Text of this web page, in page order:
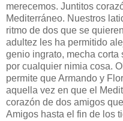
merecemos. Juntitos
Mediterráneo. Nuestros
ritmo de dos que se
adultez les ha permitido
genio ingrato, mecha
por cualquier nimia cosa.
permite que Armando y
aquella vez en que el
corazón de dos amigos
Amigos hasta el fin de los